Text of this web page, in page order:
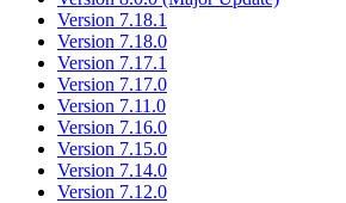
Version 7.18.1
Version 7.18.0
Version 7.17.1
Version 7.17.0
Version 7.11.0
Version 7.16.0
Version 7.15.0
Version 7.14.0
Version 7.12.0